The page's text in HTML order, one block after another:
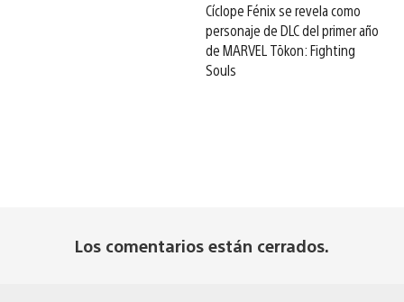
Cíclope Fénix se revela como
personaje de DLC del primer año
de MARVEL Tōkon: Fighting
Souls
Los comentarios están cerrados.